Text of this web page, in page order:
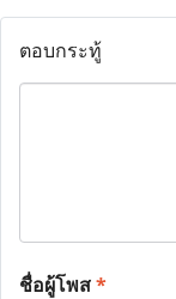
ตอบกระทู้
ชื่อผู้โพส*